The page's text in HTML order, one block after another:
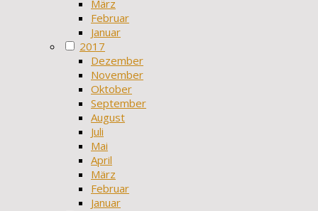
März
Februar
Januar
2017
Dezember
November
Oktober
September
August
Juli
Mai
April
März
Februar
Januar